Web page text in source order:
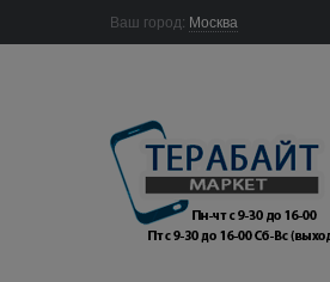
Ваш город: Москва